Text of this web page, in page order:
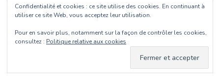
Confidentialité et cookies : ce site utilise des cookies. En continuant à
utiliser ce site Web, vous acceptez leur utilisation.
Pour en savoir plus, notamment sur la façon de contrôler les cookies,
consultez : Politique relative aux cookies